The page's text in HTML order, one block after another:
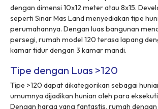
dengan dimensi 10x12 meter atau 8x15.
seperti Sinar Mas Land menyediakan tipe
perumahannya. Dengan luas bangunan
persegi, rumah model 120 terasa lapang
kamar tidur dengan 3 kamar mandi.
Tipe dengan Luas >120
Tipe >120 dapat dikategorikan sebagai
umumnya dijadikan hunian oleh para
Dengan harga yang fantastis, rumah